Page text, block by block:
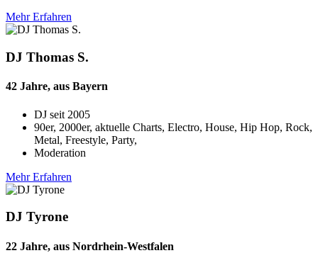
Mehr Erfahren
DJ Thomas S.
42 Jahre, aus Bayern
DJ seit 2005
90er, 2000er, aktuelle Charts, Electro, House, Hip Hop, Rock,
Metal, Freestyle, Party,
Moderation
Mehr Erfahren
DJ Tyrone
22 Jahre, aus Nordrhein-Westfalen